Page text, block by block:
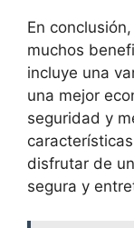
En
muchos
incluye una
una mejor
seguridad y
disfrutar de
segura y